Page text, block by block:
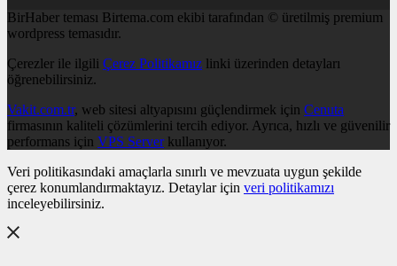
BirHaber teması Birtema.com ekibi tarafından © üretilmiş premium
wordpress temasıdır.
Çerezler ile ilgili Çerez Politikamız linki üzerinden detayları
öğrenebilirsiniz.
Vakit.com.tr, web sitesi altyapısını güçlendirmek için Cenuta
firmasının kaliteli çözümlerini tercih ediyor. Ayrıca, hızlı ve güvenilir
performans için VPS Serverkullanıyor.
Veri politikasındaki amaçlarla sınırlı ve mevzuata uygun şekilde
çerez konumlandırmaktayız. Detaylar için veri politikamızı
inceleyebilirsiniz.